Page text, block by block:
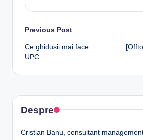
Post
navigation
Previous Post
Ce ghidușii mai face
UPC…
Despre
Cristian Banu, consultant